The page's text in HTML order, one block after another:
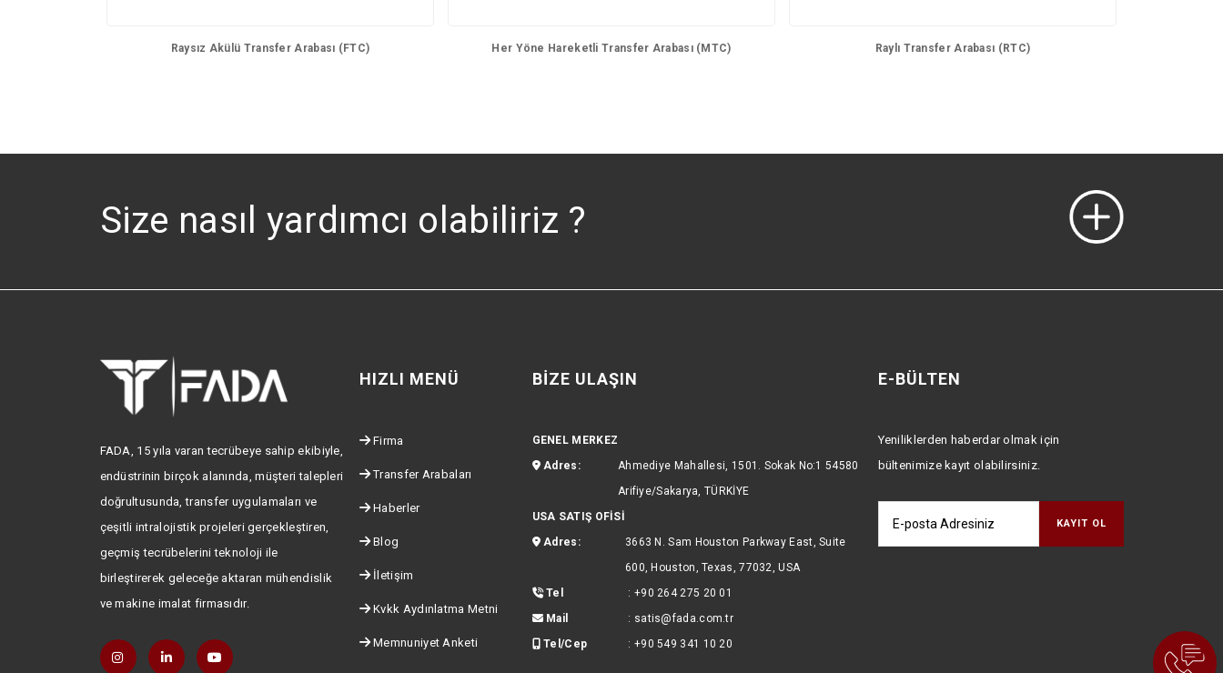
Raysız Akülü Transfer Arabası (FTC) Her Yöne Hareketli Transfer Arabası (MTC) Raylı Transfer Arabası (RTC)
Size nasıl yardımcı olabiliriz ?
FADA, 15 yıla varan tecrübeye sahip ekibiyle,
endüstrinin birçok alanında, müşteri talepleri
doğrultusunda, transfer uygulamaları ve
çeşitli intralojistik projeleri gerçekleştiren,
geçmiş tecrübelerini teknoloji ile
birleştirerek geleceğe aktaran mühendislik
ve makine imalat firmasıdır.
HIZLI MENÜ
Firma
Transfer Arabaları
Haberler
Blog
İletişim
Kvkk Aydınlatma Metni
Memnuniyet Anketi
BIZE ULAŞIN
GENEL MERKEZ
Adres:
Ahmediye Mahallesi, 1501. Sokak No:1 54580
Arifiye/Sakarya, TÜRKİYE
USA SATIŞ OFİSİ
Adres:
3663 N. Sam Houston Parkway East, Suite
600, Houston, Texas, 77032, USA
Tel
: +90 264 275 20 01
Mail
: satis@fada.com.tr
Tel/Cep
: +90 549 341 10 20
E-BÜLTEN
Yeniliklerden haberdar olmak için
bültenimize kayıt olabilirsiniz.